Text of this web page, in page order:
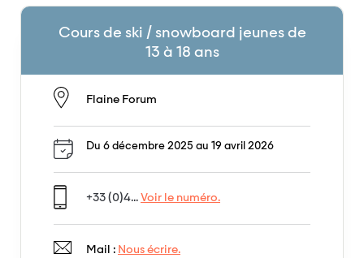
Cours de ski / snowboard jeunes de
13 à 18 ans
Flaine Forum
Du 6 décembre 2025 au 19 avril 2026
+33 (0)4... Voir le numéro.
Mail : Nous écrire.